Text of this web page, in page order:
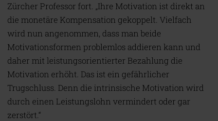
Zürcher Professor fort. „Ihre Motivation ist direkt an
die monetäre Kompensation gekoppelt. Vielfach
wird nun angenommen, dass man beide
Motivationsformen problemlos addieren kann und
daher mit leistungsorientierter Bezahlung die
Motivation erhöht. Das ist ein gefährlicher
Trugschluss. Denn die intrinsische Motivation wird
durch einen Leistungslohn vermindert oder gar
zerstört.“